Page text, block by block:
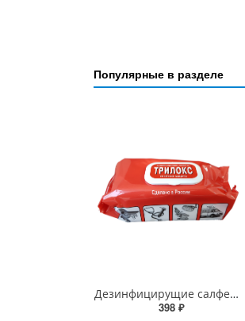
Популярные в разделе
Дезинфицирущие салфетки Трилокс
398 ₽